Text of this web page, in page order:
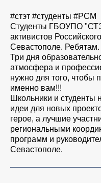
#стэт #студенты #РСМ
Студенты ГБОУПО
активистов
Севастополе.
Три дня
атмосфера и
нужно для того, чтобы
именно вам!!!
Школьники и студенты
идеи для новых
герое, а лучшие
региональными
программ и
Севастополе.